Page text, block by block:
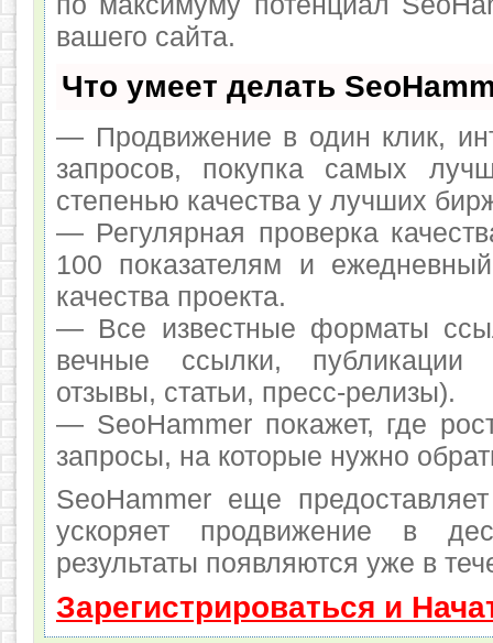
вашего сайта.
Что умеет делать
— Продвижение в один клик,
запросов, покупка самых
степенью качества у лучших
— Регулярная проверка
100 показателям и
качества проекта.
— Все известные форматы
вечные ссылки, публикации
отзывы, статьи, пресс-релизы).
— SeoHammer покажет, где
запросы, на которые нужно
SeoHammer еще
ускоряет продвижение в
результаты появляются уже в
Зарегистрироваться и